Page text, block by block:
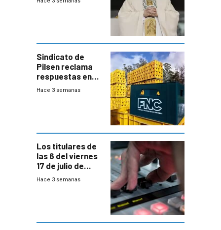
Sindicato de
Pilsen reclama
respuestas en
medio de
Hace 3 semanas
Los titulares de
las 6 del viernes
17 de julio de
2026
Hace 3 semanas